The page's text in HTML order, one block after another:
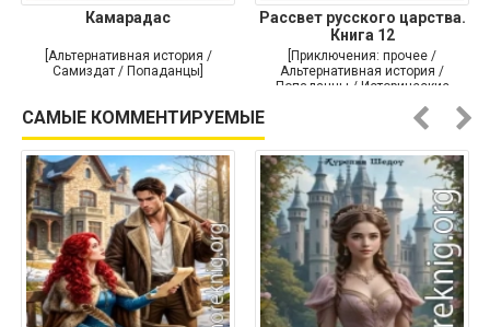
Камарадас
[Альтернативная история /
Самиздат / Попаданцы]
Рассвет русского царства.
Книга 12
[Приключения: прочее /
Альтернативная история /
Попаданцы / Исторические
САМЫЕ КОММЕНТИРУЕМЫЕ